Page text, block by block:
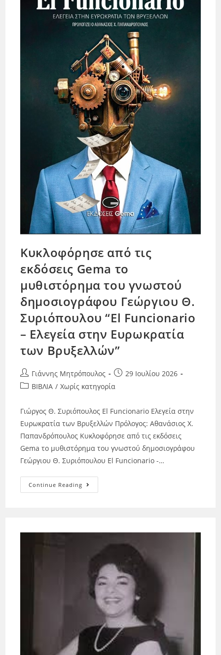
Κυκλοφόρησε από τις
εκδόσεις Gema το
μυθιστόρημα του γνωστού
δημοσιογράφου Γεώργιου Θ.
Συριόπουλου “El Funcionario
– Ελεγεία στην Ευρωκρατία
των Βρυξελλών”
Γιάννης Μητρόπουλος
29 Ιουλίου 2026
ΒΙΒΛΙΑ / Χωρίς κατηγορία
Γιώργος Θ. Συριόπουλος El Funcionario Ελεγεία στην
Ευρωκρατία των Βρυξελλών Πρόλογος: Αθανάσιος Χ.
Παπανδρόπουλος Κυκλοφόρησε από τις εκδόσεις
Gema το μυθιστόρημα του γνωστού δημοσιογράφου
Γεώργιου Θ. Συριόπουλου El Funcionario -…
Continue Reading